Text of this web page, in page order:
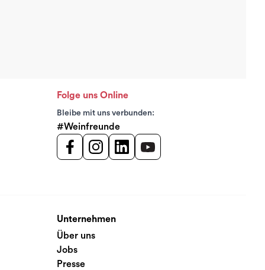
Folge uns Online
Bleibe mit uns verbunden:
#Weinfreunde
Unternehmen
Über uns
Jobs
Presse